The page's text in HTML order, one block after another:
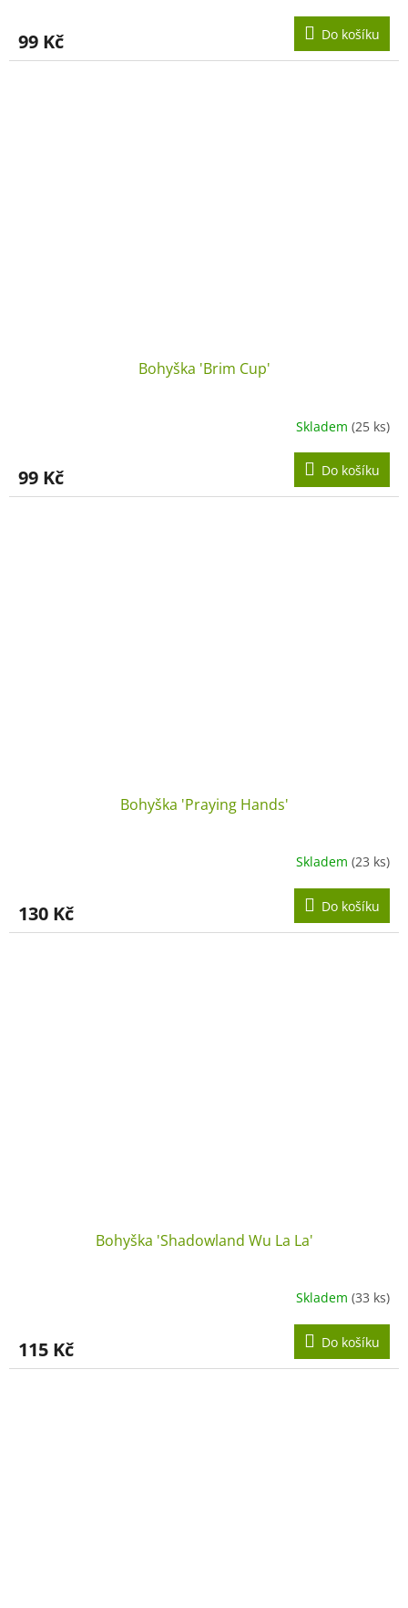
99 Kč Do košíku
Bohyška 'Brim Cup'
Skladem (25 ks)
99 Kč Do košíku
Bohyška 'Praying Hands'
Skladem (23 ks)
130 Kč Do košíku
Bohyška 'Shadowland Wu La La'
Skladem (33 ks)
115 Kč Do košíku